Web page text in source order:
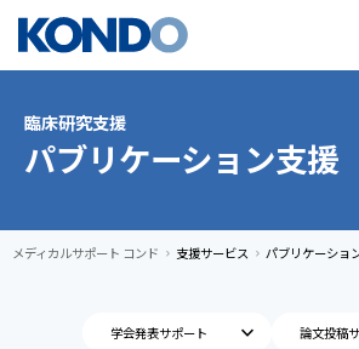
臨床研究支援
パブリケーション支援
メディカルサポート コンド chevron_right 支援サービス chevron_right パブリケーショ
学会発表サポート keyboard_arrow_down 論文投稿